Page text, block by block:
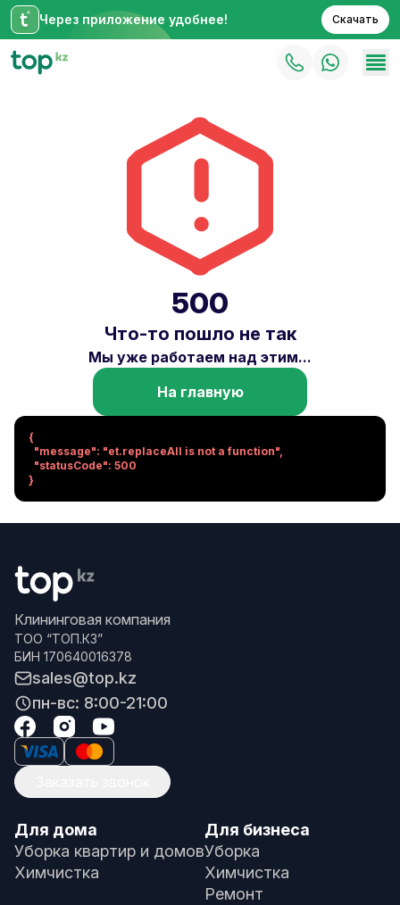
Через приложение удобнее! Скачать
500
Что-то пошло не так
Мы уже работаем над этим...
На главную
{
}
Клининговая компания
ТОО “ТОП.КЗ”
БИН 170640016378
sales@top.kz
пн-вс: 8:00-21:00
Для дома
Уборка квартир и домов
Химчистка
Для бизнеса
Уборка
Химчистка
Ремонт